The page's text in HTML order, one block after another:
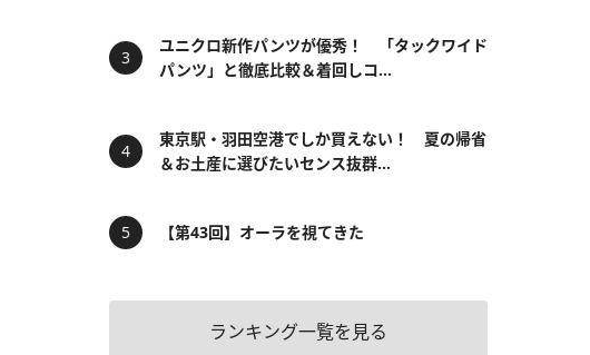
ユニクロ新作パンツが優秀！ 「タックワイド
パンツ」と徹底比較＆着回しコ...
東京駅・羽田空港でしか買えない！ 夏の帰省
＆お土産に選びたいセンス抜群...
【第43回】オーラを視てきた
ランキング一覧を見る